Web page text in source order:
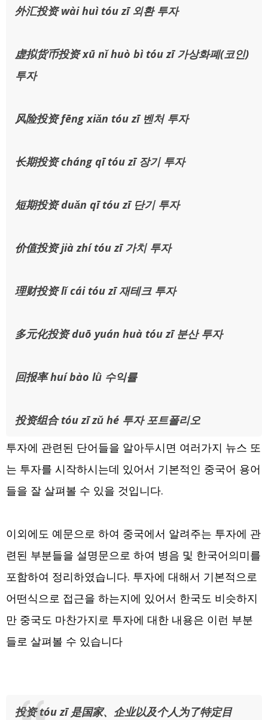
外汇投资 wài huì tóu zī 외환 투자
虚拟货币投资 xū nǐ huò bì tóu zī 가상화폐(코인)
투자
风险投资 fēng xiǎn tóu zī 벤처 투자
长期投资 cháng qī tóu zī 장기 투자
短期投资 duǎn qī tóu zī 단기 투자
价值投资 jià zhí tóu zī 가치 투자
理财投资 lǐ cái tóu zī 재테크 투자
多元化投资 duō yuán huà tóu zī 분산 투자
回报率 huí bào lǜ 수익률
投资组合 tóu zī zǔ hé 투자 포트폴리오
투자에 관련된 단어들을 알아두시면 여러가지 뉴스 또
는 투자를 시작하시는데 있어서 기본적인 중국어 용어
들을 잘 살펴볼 수 있을 것입니다.
이외에도 예문으로 하여 중국에서 알려주는 투자에 관
련된 부분들을 설명문으로 하여 병음 및 한국어의미를
포함하여 정리하였습니다. 투자에 대해서 기본적으로
어떤식으로 접근을 하는지에 있어서 한국도 비슷하지
만 중국도 마찬가지로 투자에 대한 내용은 이런 부분
들로 살펴볼 수 있습니다
投资 tóu zī 是国家、企业以及个人为了特定目